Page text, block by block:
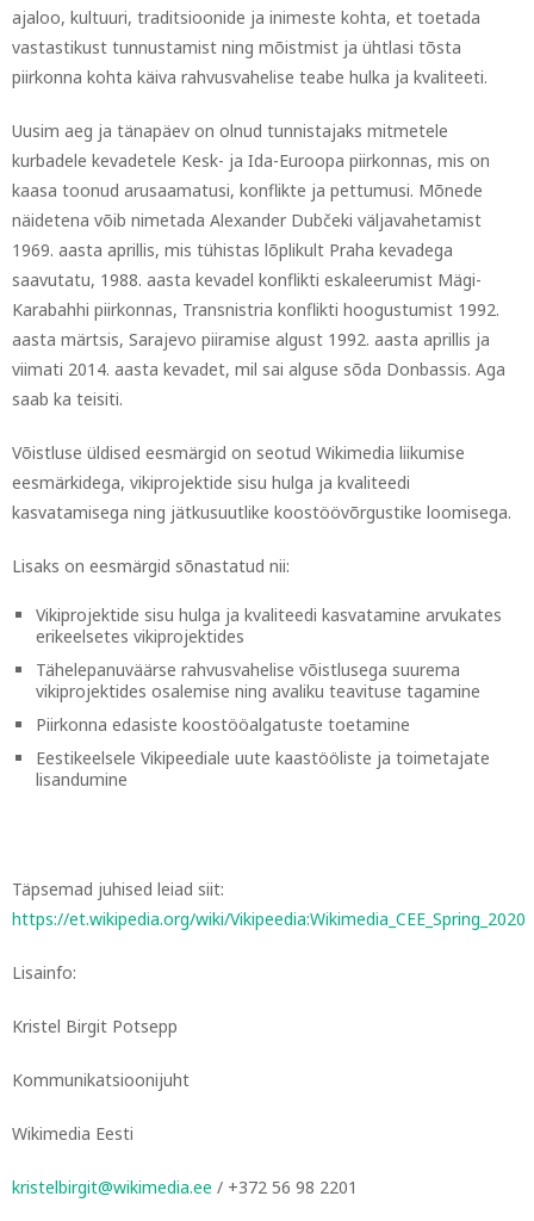
ajaloo, kultuuri, traditsioonide ja inimeste kohta, et toetada
vastastikust tunnustamist ning mõistmist ja ühtlasi tõsta
piirkonna kohta käiva rahvusvahelise teabe hulka ja kvaliteeti.
Uusim aeg ja tänapäev on olnud tunnistajaks mitmetele
kurbadele kevadetele Kesk- ja Ida-Euroopa piirkonnas, mis on
kaasa toonud arusaamatusi, konflikte ja pettumusi. Mõnede
näidetena võib nimetada Alexander Dubčeki väljavahetamist
1969. aasta aprillis, mis tühistas lõplikult Praha kevadega
saavutatu, 1988. aasta kevadel konflikti eskaleerumist Mägi-
Karabahhi piirkonnas, Transnistria konflikti hoogustumist 1992.
aasta märtsis, Sarajevo piiramise algust 1992. aasta aprillis ja
viimati 2014. aasta kevadet, mil sai alguse sõda Donbassis. Aga
saab ka teisiti.
Võistluse üldised eesmärgid on seotud Wikimedia liikumise
eesmärkidega, vikiprojektide sisu hulga ja kvaliteedi
kasvatamisega ning jätkusuutlike koostöövõrgustike loomisega.
Lisaks on eesmärgid sõnastatud nii:
Vikiprojektide sisu hulga ja kvaliteedi kasvatamine arvukates
erikeelsetes vikiprojektides
Tähelepanuväärse rahvusvahelise võistlusega suurema
vikiprojektides osalemise ning avaliku teavituse tagamine
Piirkonna edasiste koostööalgatuste toetamine
Eestikeelsele Vikipeediale uute kaastööliste ja toimetajate
lisandumine
Täpsemad juhised leiad siit:
https://et.wikipedia.org/wiki/Vikipeedia:Wikimedia_CEE_Spring_2020
Lisainfo:
Kristel Birgit Potsepp
Kommunikatsioonijuht
Wikimedia Eesti
kristelbirgit@wikimedia.ee / +372 56 98 2201